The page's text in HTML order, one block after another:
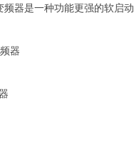
频器是一种功能更强的软启动